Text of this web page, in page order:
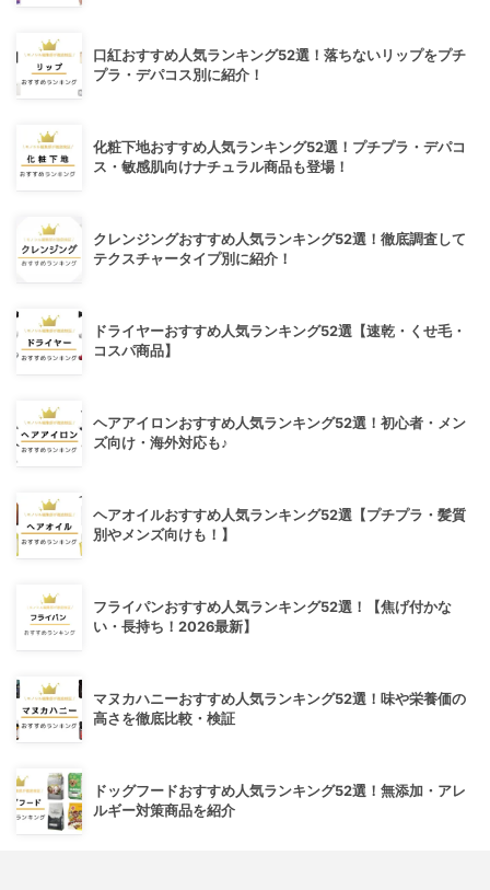
口紅おすすめ人気ランキング52選！落ちないリップをプチ
プラ・デパコス別に紹介！
化粧下地おすすめ人気ランキング52選！プチプラ・デパコ
ス・敏感肌向けナチュラル商品も登場！
クレンジングおすすめ人気ランキング52選！徹底調査して
テクスチャータイプ別に紹介！
ドライヤーおすすめ人気ランキング52選【速乾・くせ毛・
コスパ商品】
ヘアアイロンおすすめ人気ランキング52選！初心者・メン
ズ向け・海外対応も♪
ヘアオイルおすすめ人気ランキング52選【プチプラ・髪質
別やメンズ向けも！】
フライパンおすすめ人気ランキング52選！【焦げ付かな
い・長持ち！2026最新】
マヌカハニーおすすめ人気ランキング52選！味や栄養価の
高さを徹底比較・検証
ドッグフードおすすめ人気ランキング52選！無添加・アレ
ルギー対策商品を紹介